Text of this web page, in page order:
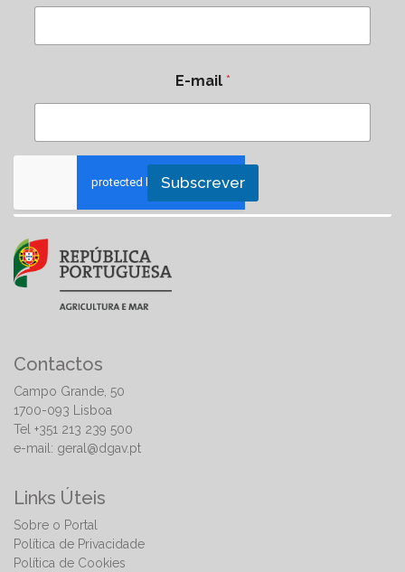
E-mail *
Subscrever
Contactos
Campo Grande, 50
1700-093 Lisboa
Tel +351 213 239 500
e-mail: geral@dgav.pt
Links Úteis
Sobre o Portal
Política de Privacidade
Política de Cookies